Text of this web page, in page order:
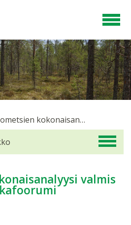
Suometsien kokonaisanalyysi valmis | Metsäpolitiikkafoorumi
valmis